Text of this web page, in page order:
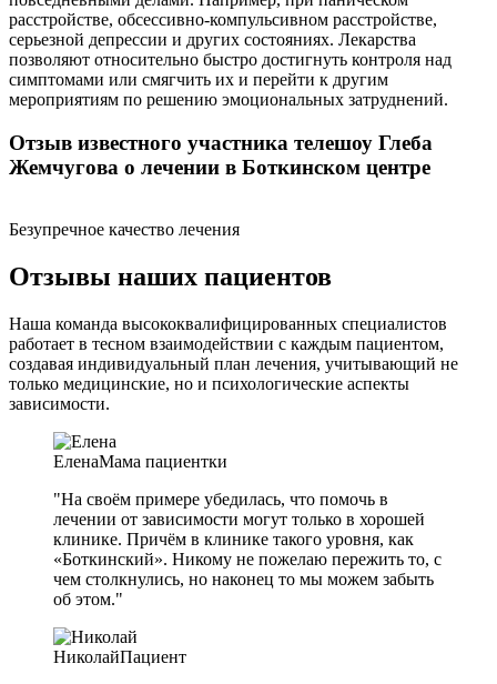
расстройстве, обсессивно-компульсивном расстройстве,
серьезной депрессии и других состояниях. Лекарства
позволяют относительно быстро достигнуть контроля над
симптомами или смягчить их и перейти к другим
мероприятиям по решению эмоциональных затруднений.
Отзыв известного участника телешоу Глеба
Жемчугова о лечении в Боткинском центре
Безупречное качество лечения
Отзывы наших пациентов
Наша команда высококвалифицированных специалистов
работает в тесном взаимодействии с каждым пациентом,
создавая индивидуальный план лечения, учитывающий не
только медицинские, но и психологические аспекты
зависимости.
ЕленаМама пациентки
"На своём примере убедилась, что помочь в
лечении от зависимости могут только в хорошей
клинике. Причём в клинике такого уровня, как
«Боткинский». Никому не пожелаю пережить то, с
чем столкнулись, но наконец то мы можем забыть
об этом."
НиколайПациент